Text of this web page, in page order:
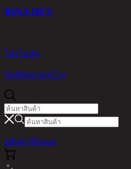
RINA HEY
โปรโมชัน
ไอเดียตกแต่งบ้าน
ดูสินค้าทั้งหมด